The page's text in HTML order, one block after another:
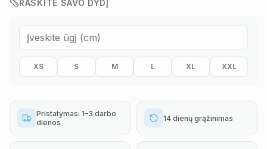
RASKITE SAVO DYDĮ
XS S M L XL XXL
Pristatymas: 1–3 darbo
dienos
14 dienų grąžinimas